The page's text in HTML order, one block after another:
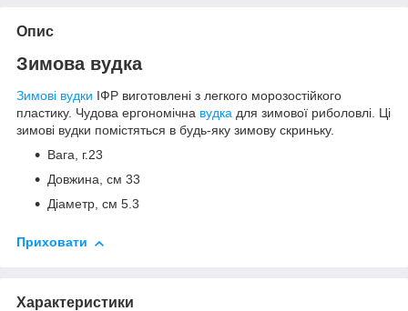
Опис
Зимова вудка
Зимові вудки ІФР виготовлені з легкого морозостійкого
пластику. Чудова ергономічна вудка для зимової риболовлі. Ці
зимові вудки помістяться в будь-яку зимову скриньку.
Вага, г.23
Довжина, см 33
Діаметр, см 5.3
Приховати
Характеристики